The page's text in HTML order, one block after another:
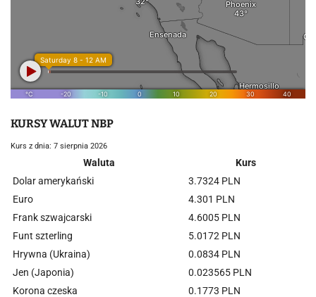
KURSY WALUT NBP
Kurs z dnia: 7 sierpnia 2026
Waluta
Kurs
Dolar amerykański
3.7324 PLN
Euro
4.301 PLN
Frank szwajcarski
4.6005 PLN
Funt szterling
5.0172 PLN
Hrywna (Ukraina)
0.0834 PLN
Jen (Japonia)
0.023565 PLN
Korona czeska
0.1773 PLN